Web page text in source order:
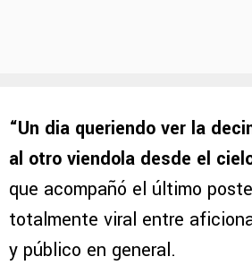
“Un dia queriendo ver la
al otro viendola desde el
que acompañó el último
totalmente viral entre
y público en general.